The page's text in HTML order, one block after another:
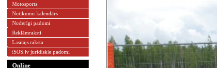
Motosports
Notikumu kalendārs
Noderīgi padomi
Reklāmraksti
Lasītājs raksta
iSOS.lv juridiskie padomi
Online